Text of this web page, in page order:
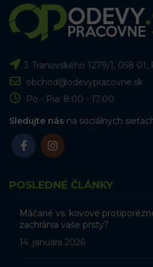
J. Tranovského 1279/1, 058 01,
obchod@odevypracovne.sk
Po - Pia: 8:00 - 17:00
Sledujte nás na sociálnych
POSLEDNÉ ČLÁNKY
Máčané vs. kovové
zachránia vaše prsty?
14. januára 2026